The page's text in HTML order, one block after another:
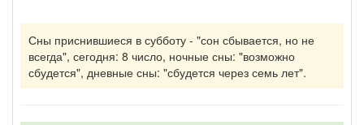
Сны приснившиеся в субботу - "сон сбывается, но не
всегда", сегодня: 8 число, ночные сны: "возможно
сбудется", дневные сны: "сбудется через семь лет".